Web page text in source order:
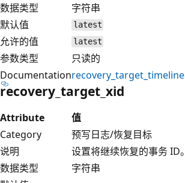
数据类型
字符串
默认值
latest
允许的值 latest
参数类型
只读的
Documentationrecovery_target_timeline
recovery_target_xid
Attribute
值
Category
预写日志/恢复目标
说明
设置将继续恢复的事务 ID。
数据类型
字符串